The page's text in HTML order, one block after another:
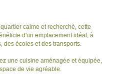
calme et recherché, cette
d'un emplacement idéal, à
des écoles et des transports.
une cuisine aménagée et équipée,
de vie agréable.